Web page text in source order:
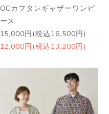
OCカフタンギャザーワンピ
ース
15,000円(税込16,500円)
12,000円(税込13,200円)